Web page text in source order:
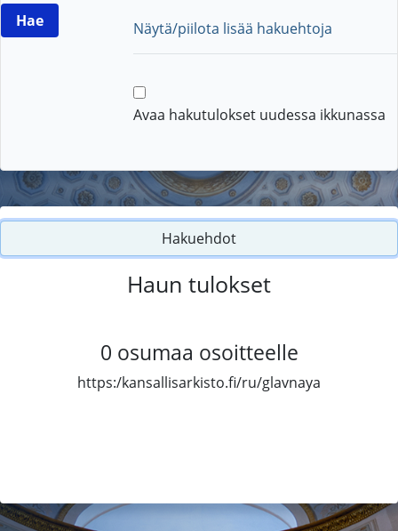
Näytä/piilota lisää hakuehtoja
Avaa hakutulokset uudessa ikkunassa
Hakuehdot
Haun tulokset
0 osumaa osoitteelle
https:/kansallisarkisto.fi/ru/glavnaya